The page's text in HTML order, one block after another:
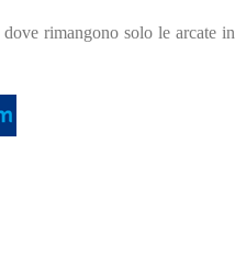
dove rimangono solo le arcate in